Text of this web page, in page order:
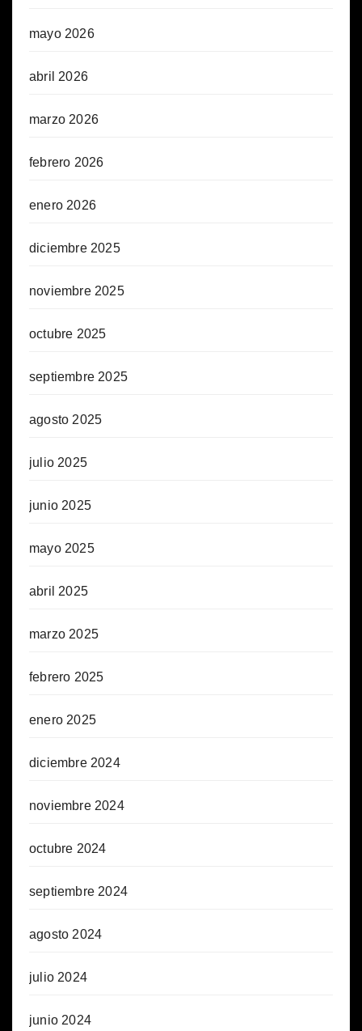
mayo 2026
abril 2026
marzo 2026
febrero 2026
enero 2026
diciembre 2025
noviembre 2025
octubre 2025
septiembre 2025
agosto 2025
julio 2025
junio 2025
mayo 2025
abril 2025
marzo 2025
febrero 2025
enero 2025
diciembre 2024
noviembre 2024
octubre 2024
septiembre 2024
agosto 2024
julio 2024
junio 2024